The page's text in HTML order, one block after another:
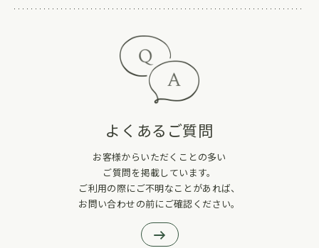
よくあるご質問
お客様からいただくことの多い
ご質問を掲載しています。
ご利用の際にご不明なことがあれば、
お問い合わせの前にご確認ください。